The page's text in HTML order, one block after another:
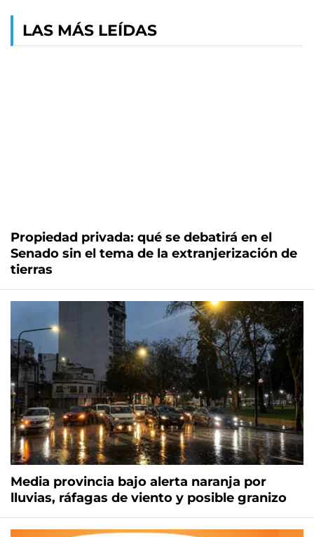
LAS MÁS LEÍDAS
Propiedad privada: qué se debatirá en el
Senado sin el tema de la extranjerización de
tierras
Media provincia bajo alerta naranja por
lluvias, ráfagas de viento y posible granizo